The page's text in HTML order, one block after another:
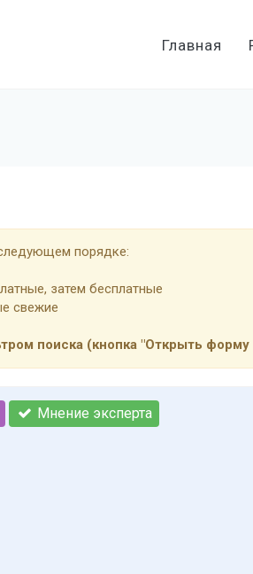
Главная
порядке:
затем бесплатные
свежие
поиска (кнопка "Открыть форму
Мнение эксперта